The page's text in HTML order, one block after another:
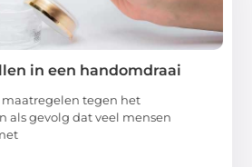
in een handomdraai
tegen het
als gevolg dat veel mensen